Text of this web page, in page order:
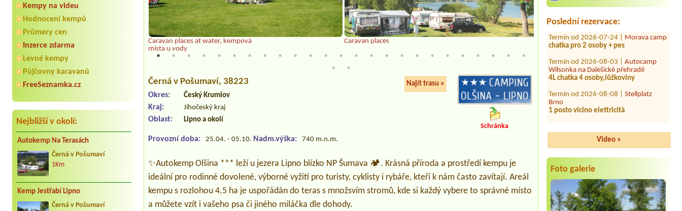
Kempy na videu
Hodnocení kempů
Průmery cen
Inzerce zdarma
Levné kempy
Půjčovny karavanů
FreeSeznamka.cz
Nejbližší v okolí:
Autokemp Na Terasách
Černá v Pošumaví
1Km
Kemp Jestřabí Lipno
Černá v Pošumaví
Poslední rezervace:
osoby, 2 děti+ pes /jorkšír/
Termín od 2026-07-24 |
Termín od 2026-08-03 |Autocamp
4L chatka 4 osoby,lůžkoviny
Termín od 2026-08-08 |Stellplatz
1 posto vicino elettricità
Termín od 2026-08-07 |Autokemp
pro 6osob a psa
3 místa pro stany + 4 dospělí + 4 děti
Termín od 2026-08-11 |Autokemp
Seifert
1 Platz für 2 kleine zelte
Video »
Foto galerie
kempem
Caravan places at water, kempová
místa u vody
Caravan places písečná pláž v kempu
Černá v Pošumaví, 38223 Najít trasu »
Okres: Český Krumlov
Kraj: Jihočeský kraj
Oblast: Lipno a okolí
Provozní doba: 25.04. - 05.10. Nadm.výška: 740 m.n.m.
Schránka
✨Autokemp Olšina *** leží u jezera Lipno blízko NP Šumava 🏕️. Krásná příroda a prostředí kempu je
ideální pro rodinné dovolené, výborné vyžití pro turisty, cyklisty i rybáře, kteří k nám často zavítají. Areál
kempu s rozlohou 4.5 ha je uspořádán do teras s množsvím stromů, kde si každý vybere to správné místo
a můžete vzít i vašeho psa či jiného miláčka dle dohody.